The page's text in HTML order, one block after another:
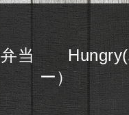
弁当 Hungry(
ー）